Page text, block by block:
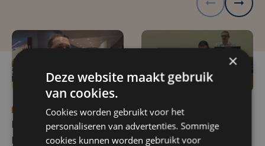
do 27 november
Boeverbos: Verslag
provincieraad november
do 27 november
Repliek
meerjarenbegroting
×
Deze website maakt gebruik
van cookies.
Cookies worden gebruikt voor het
personaliseren van advertenties. Sommige
cookies kunnen worden gebruikt voor